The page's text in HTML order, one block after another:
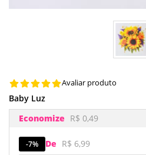
Avaliar produto
Baby Luz
De R$ 6,99
Economize R$ 0,49
7%